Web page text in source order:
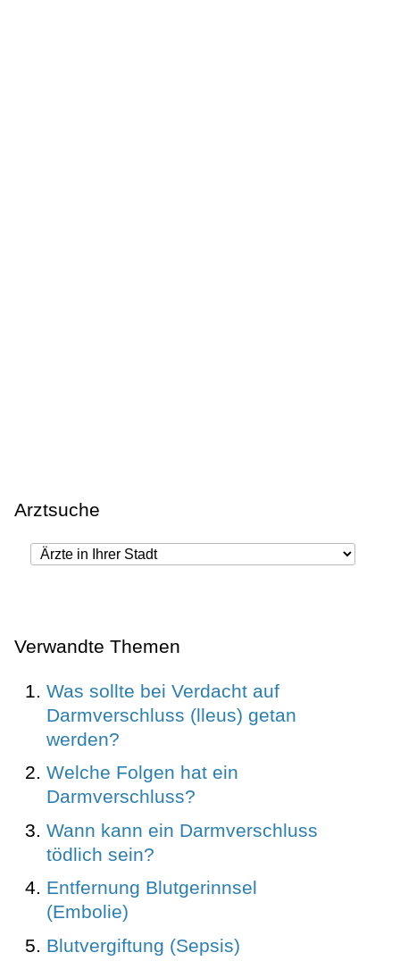
Arztsuche
Verwandte Themen
Was sollte bei Verdacht auf
Darmverschluss (lleus) getan
werden?
Welche Folgen hat ein
Darmverschluss?
Wann kann ein Darmverschluss
tödlich sein?
Entfernung Blutgerinnsel
(Embolie)
Blutvergiftung (Sepsis)